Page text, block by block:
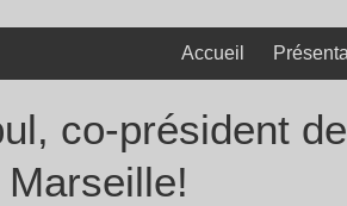
Accueil
co-président